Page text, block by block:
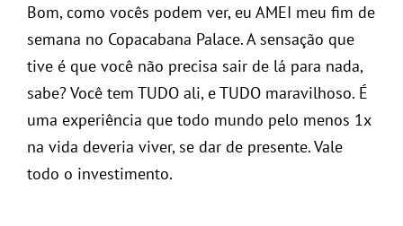
Bom, como vocês podem ver, eu AMEI meu fim de
semana no Copacabana Palace. A sensação que
tive é que você não precisa sair de lá para nada,
sabe? Você tem TUDO ali, e TUDO maravilhoso. É
uma experiência que todo mundo pelo menos 1x
na vida deveria viver, se dar de presente. Vale
todo o investimento.